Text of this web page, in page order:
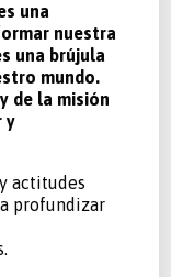
una
nuestra
una brújula
mundo.
de la misión
y
actitudes
profundizar